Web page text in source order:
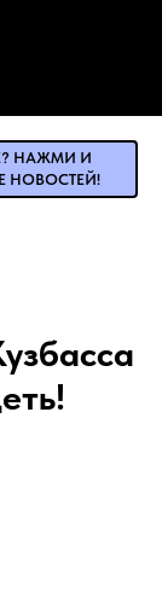
НАЖМИ И
НОВОСТЕЙ!